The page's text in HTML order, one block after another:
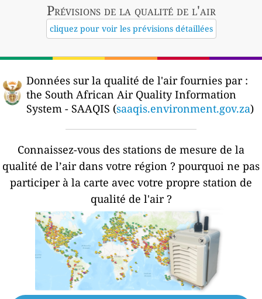
Prévisionsde la qualité de l'air
cliquez pour voir les prévisions détaillées
Données sur la qualité de l'air fournies par :
the South African Air Quality Information
System - SAAQIS (saaqis.environment.gov.za)
Connaissez-vous des stations de mesure de la
qualité de l’air dans votre région ? pourquoi ne pas
participer à la carte avec votre propre station de
qualité de l'air ?